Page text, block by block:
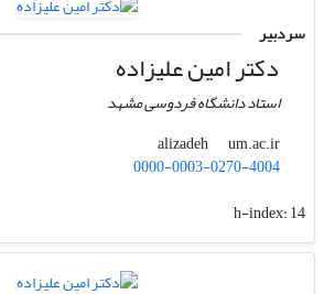
سردبیر
دکتر امین علیزاده
استاد دانشگاه فردوسی مشهد
alizadeh
um.ac.ir
0000-0003-0270-4004
h-index:14